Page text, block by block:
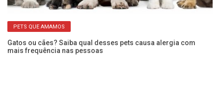
PETS QUE AMAMOS
Gatos ou cães? Saiba qual desses pets causa alergia com
mais frequência nas pessoas